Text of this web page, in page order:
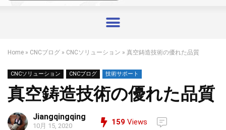
Home » CNCブログ » CNCソリューション » 真空鋳造技術の優れた品質
CNCソリューション CNCブログ 技術サポート
真空鋳造技術の優れた品質
Jiangqingqing
10月 15, 2020 159 Views